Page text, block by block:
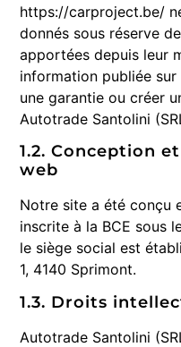
https://carproject.be/
donnés sous réserve
apportées depuis leur
information publiée
une garantie ou créer
Autotrade Santolini
1.2. Conception
web
Notre site a été conçu
inscrite à la BCE sous
le siège social est
1, 4140 Sprimont.
1.3. Droits
Autotrade Santolini